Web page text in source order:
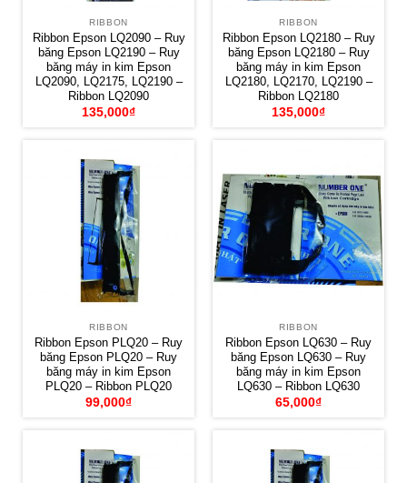
RIBBON
Ribbon Epson LQ2090 – Ruy
băng Epson LQ2190 – Ruy
băng máy in kim Epson
LQ2090, LQ2175, LQ2190 –
Ribbon LQ2090
135,000₫
RIBBON
Ribbon Epson LQ2180 – Ruy
băng Epson LQ2180 – Ruy
băng máy in kim Epson
LQ2180, LQ2170, LQ2190 –
Ribbon LQ2180
135,000₫
RIBBON
Ribbon Epson PLQ20 – Ruy
băng Epson PLQ20 – Ruy
băng máy in kim Epson
PLQ20 – Ribbon PLQ20
99,000₫
RIBBON
Ribbon Epson LQ630 – Ruy
băng Epson LQ630 – Ruy
băng máy in kim Epson
LQ630 – Ribbon LQ630
65,000₫